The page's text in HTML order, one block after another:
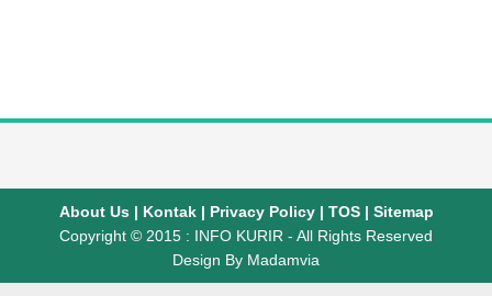
About Us| Kontak| Privacy Policy| TOS| Sitemap
Copyright © 2015 : INFO KURIR - All Rights Reserved
Design By Madamvia